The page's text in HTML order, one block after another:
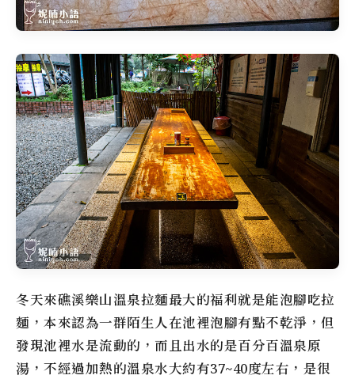
冬天來礁溪樂山溫泉拉麵最大的福利就是能泡腳吃拉
麵，本來認為一群陌生人在池裡泡腳有點不乾淨，但
發現池裡水是流動的，而且出水的是百分百溫泉原
湯，不經過加熱的溫泉水大約有37~40度左右，是很